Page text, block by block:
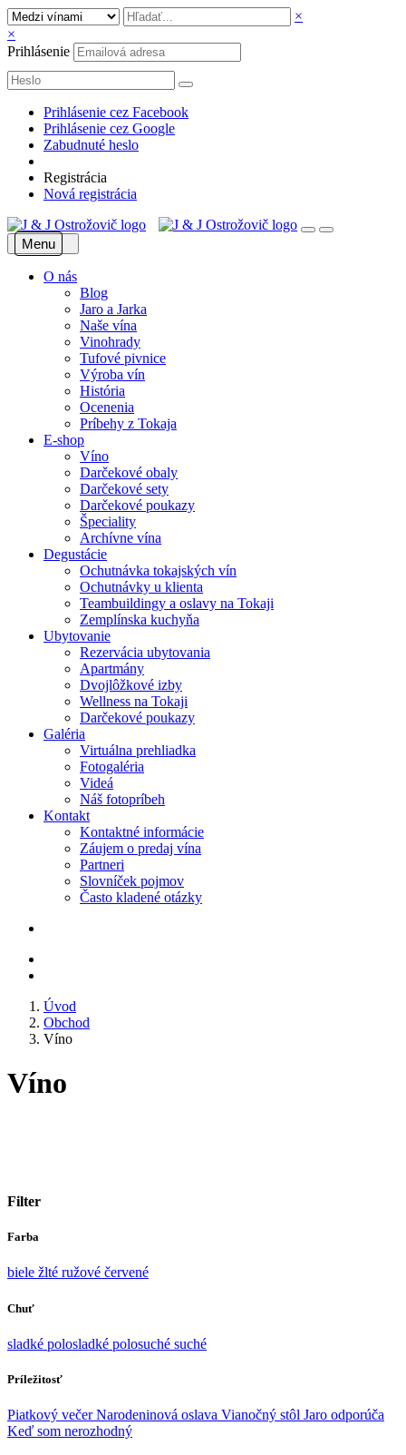
×
×
Prihlásenie
Prihlásenie cez Facebook
Prihlásenie cez Google
Zabudnuté heslo
Registrácia
Nová registrácia
Menu
O nás
Blog
Jaro a Jarka
Naše vína
Vinohrady
Tufové pivnice
Výroba vín
História
Ocenenia
Príbehy z Tokaja
E-shop
Víno
Darčekové obaly
Darčekové sety
Darčekové poukazy
Špeciality
Archívne vína
Degustácie
Ochutnávka tokajských vín
Ochutnávky u klienta
Teambuildingy a oslavy na Tokaji
Zemplínska kuchyňa
Ubytovanie
Rezervácia ubytovania
Apartmány
Dvojlôžkové izby
Wellness na Tokaji
Darčekové poukazy
Galéria
Virtuálna prehliadka
Fotogaléria
Videá
Náš fotopríbeh
Kontakt
Kontaktné informácie
Záujem o predaj vína
Partneri
Slovníček pojmov
Často kladené otázky
Úvod
Obchod
Víno
Víno
Filter
Farba
biele žlté ružové červené
Chuť
sladké polosladké polosuché suché
Príležitosť
Piatkový večerNarodeninová oslava Vianočný stôl Jaro odporúča
Keď som nerozhodný